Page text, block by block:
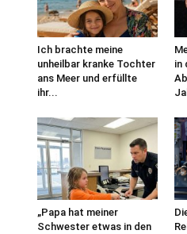
Ich brachte meine
unheilbar kranke Tochter
ans Meer und erfüllte
ihr...
in
„Papa hat meiner
Schwester etwas in den